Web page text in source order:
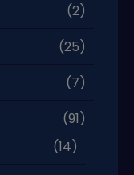
(2)
(25)
(7)
(91)
(14)